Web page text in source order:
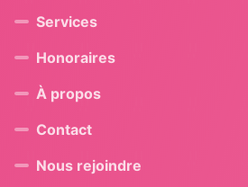
Services
Honoraires
À propos
Contact
Nous rejoindre